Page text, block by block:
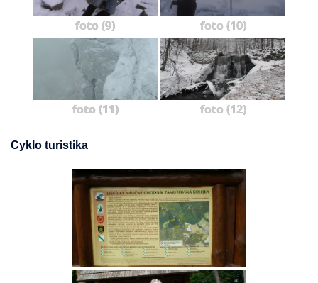
foto (9) foto (10)
foto (11) foto (12)
Cyklo turistika